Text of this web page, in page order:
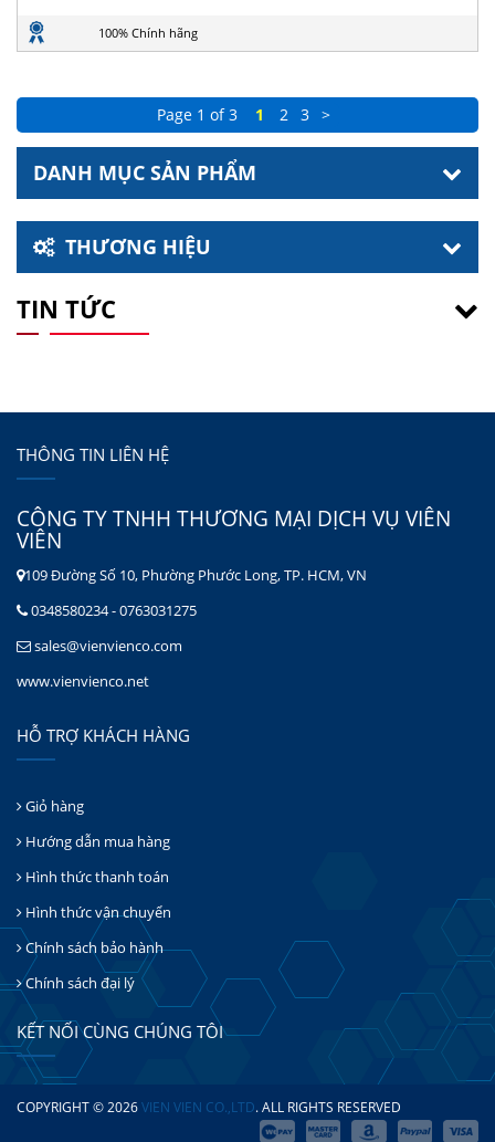
100% Chính hãng
Page 1 of 3 1 2 3 >
DANH MỤC SẢN PHẨM
THƯƠNG HIỆU
TIN TỨC
THÔNG TIN LIÊN HỆ
CÔNG TY TNHH THƯƠNG MẠI DỊCH VỤ VIÊN
VIÊN
109 Đường Số 10, Phường Phước Long, TP. HCM, VN
0348580234 - 0763031275
sales@vienvienco.com
www.vienvienco.net
HỖ TRỢ KHÁCH HÀNG
Giỏ hàng
Hướng dẫn mua hàng
Hình thức thanh toán
Hình thức vận chuyển
Chính sách bảo hành
Chính sách đại lý
KẾT NỐI CÙNG CHÚNG TÔI
COPYRIGHT © 2026VIEN VIEN CO.,LTD. ALL RIGHTS RESERVED